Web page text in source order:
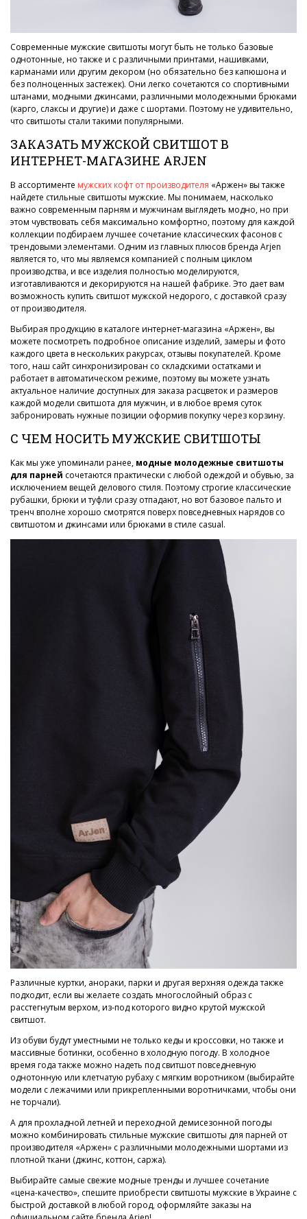
Современные мужские свитшоты могут быть не только базовые
однотонные, но также и с различными принтами, нашивками,
карманами или другим декором (но обязательно без капюшона и
без полноценных застежек). Они легко сочетаются со спортивными
штанами, модными джинсами, различными молодежными брюками
(карго, слаксы и другие) и даже с шортами. Поэтому не удивительно,
что свитшоты стали такими популярными.
ЗАКАЗАТЬ МУЖСКОЙ СВИТШОТ В
ИНТЕРНЕТ-МАГАЗИНЕ ARJEN
В ассортименте мужских кофт от производителя «Аржен» вы также
найдете стильные свитшоты мужские. Мы понимаем, насколько
важно современным парням и мужчинам выглядеть модно, но при
этом чувствовать себя максимально комфортно, поэтому для каждой
коллекции подбираем лучшее сочетание классических фасонов с
трендовыми элементами. Одним из главных плюсов бренда Arjen
является то, что мы являемся компанией с полным циклом
производства, и все изделия полностью моделируются,
изготавливаются и декорируются на нашей фабрике. Это дает вам
возможность купить свитшот мужской недорого, с доставкой сразу
от производителя.
Выбирая продукцию в каталоге интернет-магазина «Аржен», вы
можете посмотреть подробное описание изделий, замеры и фото
каждого цвета в нескольких ракурсах, отзывы покупателей. Кроме
того, наш сайт синхронизирован со складскими остатками и
работает в автоматическом режиме, поэтому вы можете узнать
актуальное наличие доступных для заказа расцветок и размеров
каждой модели свитшота для мужчин, и в любое время суток
забронировать нужные позиции оформив покупку через корзину.
С ЧЕМ НОСИТЬ МУЖСКИЕ СВИТШОТЫ
Как мы уже упоминали ранее, модные молодежные свитшоты
для парней сочетаются практически с любой одеждой и обувью, за
исключением вещей делового стиля. Поэтому строгие классические
рубашки, брюки и туфли сразу отпадают, но вот базовое пальто и
тренч вполне хорошо смотрятся поверх повседневных нарядов со
свитшотом и джинсами или брюками в стиле casual.
Различные куртки, анораки, парки и другая верхняя одежда также
подходит, если вы желаете создать многослойный образ с
расстегнутым верхом, из-под которого видно крутой мужской
свитшот.
Из обуви будут уместными не только кеды и кроссовки, но также и
массивные ботинки, особенно в холодную погоду. В холодное
время года также можно надеть под свитшот повседневную
однотонную или клетчатую рубаху с мягким воротником (выбирайте
модели с лежачими или прикрепленными воротничками, чтобы они
не торчали).
А для прохладной летней и переходной демисезонной погоды
можно комбинировать стильные мужские свитшоты для парней от
производителя «Аржен» с различными молодежными шортами из
плотной ткани (джинс, коттон, саржа).
Выбирайте самые свежие модные тренды и лучшее сочетание
«цена-качество», спешите приобрести свитшоты мужские в Украине с
быстрой доставкой в любой город, оформляйте заказы на